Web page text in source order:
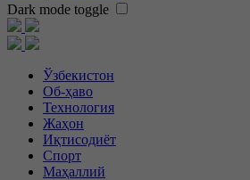
Dark mode toggle
Ўзбекистон
Об-ҳаво
Технология
Жаҳон
Иқтисодиёт
Спорт
Маҳаллий